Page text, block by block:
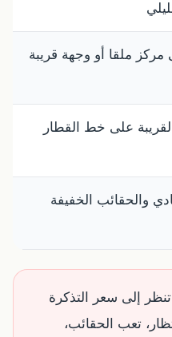
مركز ملقا أو وجهة قريبة
على خط القطار
والحقائب الخفيفة
تنظر إلى سعر التذكرة
تعب الحقائب،